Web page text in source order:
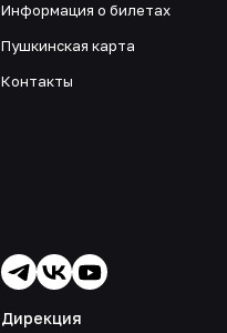
Информация о билетах
Пушкинская карта
Контакты
Дирекция